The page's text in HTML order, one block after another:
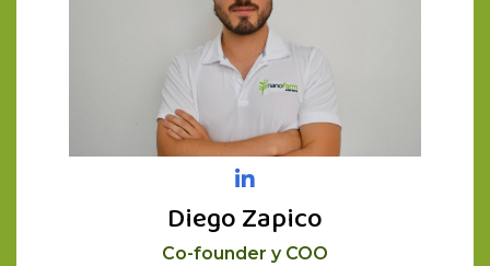
Diego Zapico
Co-founder y COO